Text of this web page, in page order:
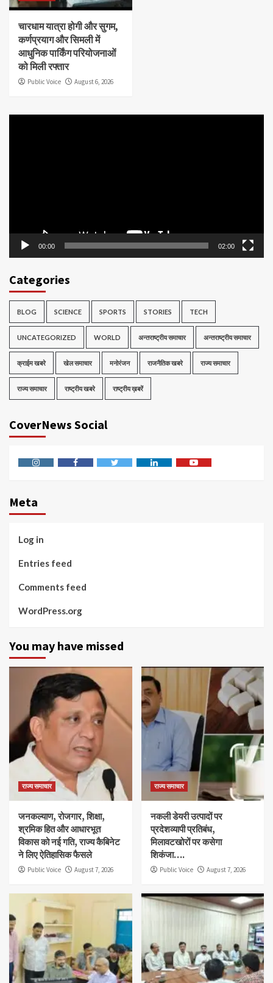
चारधाम यात्रा होगी और सुगम,
कर्णप्रयाग और सिमली में
आधुनिक पार्किंग परियोजनाओं
को मिली रफ्तार
Public Voice August 6, 2026
00:00 02:00
Categories
BLOG SCIENCE SPORTS STORIES TECH
UNCATEGORIZED WORLD अन्तराष्ट्रीय समाचार अन्तराष्ट्रीय समाचार
क्राईम खबरे खेल समाचार मनोरंजन राजनैतिक खबरे राज्य समाचार
राज्य समाचार राष्ट्रीय खबरे राष्ट्रीय ख़बरें
CoverNews Social
Meta
Log in
Entries feed
Comments feed
WordPress.org
You may have missed
राज्य समाचार
जनकल्याण, रोजगार, शिक्षा,
श्रमिक हित और आधारभूत
विकास को नई गति, राज्य कैबिनेट
ने लिए ऐतिहासिक फैसले
Public Voice August 7, 2026
राज्य समाचार
नकली डेयरी उत्पादों पर
प्रदेशव्यापी प्रतिबंध,
मिलावटखोरों पर कसेगा
शिकंजा….
Public Voice August 7, 2026